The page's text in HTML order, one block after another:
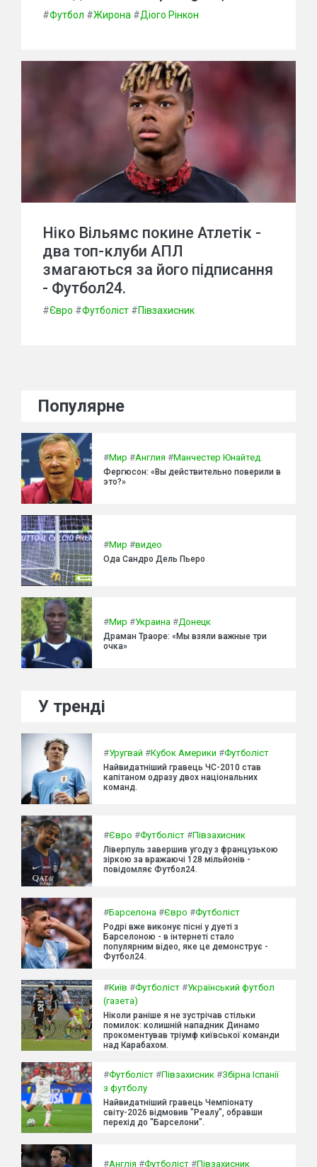
#Футбол #Жирона #Діого Рінкон
Ніко Вільямс покине Атлетік -
два топ-клуби АПЛ
змагаються за його підписання
- Футбол24.
#Євро #Футболіст #Півзахисник
Популярне
#Мир #Англия #Манчестер Юнайтед
Фергюсон: «Вы действительно поверили в
это?»
#Мир #видео
Ода Сандро Дель Пьеро
#Мир #Украина #Донецк
Драман Траоре: «Мы взяли важные три
очка»
У тренді
#Уругвай #Кубок Америки #Футболіст
Найвидатніший гравець ЧС-2010 став
капітаном одразу двох національних
команд.
#Євро #Футболіст #Півзахисник
Ліверпуль завершив угоду з французькою
зіркою за вражаючі 128 мільйонів -
повідомляє Футбол24.
#Барселона #Євро #Футболіст
Родрі вже виконує пісні у дуеті з
Барселоною - в інтернеті стало
популярним відео, яке це демонструє -
Футбол24.
#Київ #Футболіст #Український футбол
(газета)
Ніколи раніше я не зустрічав стільки
помилок: колишній нападник Динамо
прокоментував тріумф київської команди
над Карабахом.
#Футболіст #Півзахисник #Збірна Іспанії
з футболу
Найвидатніший гравець Чемпіонату
світу-2026 відмовив "Реалу", обравши
перехід до "Барселони".
#Англія #Футболіст #Півзахисник